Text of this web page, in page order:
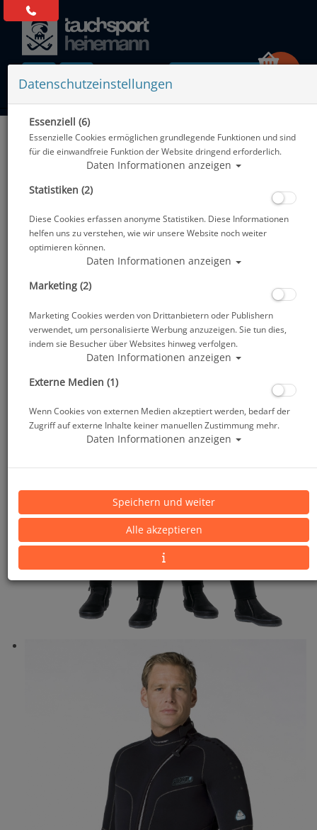
Alle Artikel zeigen aus: Abverkauf
Datenschutzeinstellungen
Essenziell (6)
Essenzielle Cookies ermöglichen grundlegende Funktionen und sind
für die einwandfreie Funktion der Website dringend erforderlich.
Daten Informationen anzeigen
Statistiken (2)
Diese Cookies erfassen anonyme Statistiken. Diese Informationen
helfen uns zu verstehen, wie wir unsere Website noch weiter
optimieren können.
Daten Informationen anzeigen
Marketing (2)
Marketing Cookies werden von Drittanbietern oder Publishern
verwendet, um personalisierte Werbung anzuzeigen. Sie tun dies,
indem sie Besucher über Websites hinweg verfolgen.
Daten Informationen anzeigen
Externe Medien (1)
Wenn Cookies von externen Medien akzeptiert werden, bedarf der
Zugriff auf externe Inhalte keiner manuellen Zustimmung mehr.
Daten Informationen anzeigen
Speichern und weiter
Alle akzeptieren